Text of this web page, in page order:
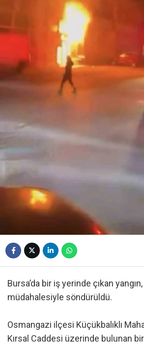
Bursa’da bir iş yerinde çıkan
müdahalesiyle söndürüldü.
Osmangazi ilçesi Küçükbalıklı
Kırsal Caddesi üzerinde bulunan